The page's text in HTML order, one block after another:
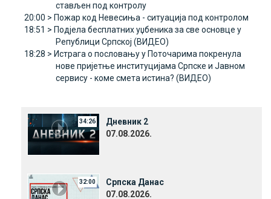
стављен под контролу
20:00 > Пожар код Невесиња - ситуација под контролом
18:51 > Подјела бесплатних уџбеника за све основце у
Републици Српској (ВИДЕО)
18:28 > Истрага о пословању у Поточарима покренула
нове пријетње институцијама Српске и Јавном
сервису - коме смета истина? (ВИДЕО)
34:26
Дневник 2
07.08.2026.
32:00
Српска Данас
07.08.2026.